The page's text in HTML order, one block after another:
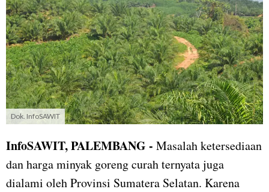
Dok. InfoSAWIT
InfoSAWIT, PALEMBANG - Masalah ketersediaan
dan harga minyak goreng curah ternyata juga
dialami oleh Provinsi Sumatera Selatan. Karena